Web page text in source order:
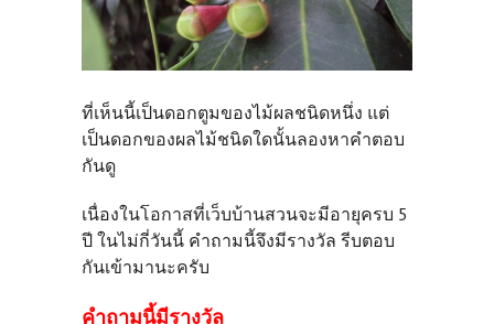
ที่เห็นนี้เป็นดอกตูมของไม้ผลชนิดหนึ่ง แต่
เป็นดอกของผลไม้ชนิดใดนั้นลองหาคำตอบ
กันดู
เนื่องในโอกาสที่เว็บบ้านสวนจะมีอายุครบ 5
ปี ในไม่กี่วันนี้ คำถามนี้จึงมีรางวัล รีบตอบ
กันเข้ามานะครับ
คำถามนี้มีรางวัล